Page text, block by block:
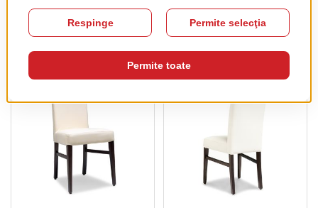
PRODUSE COMPLEMENTARE